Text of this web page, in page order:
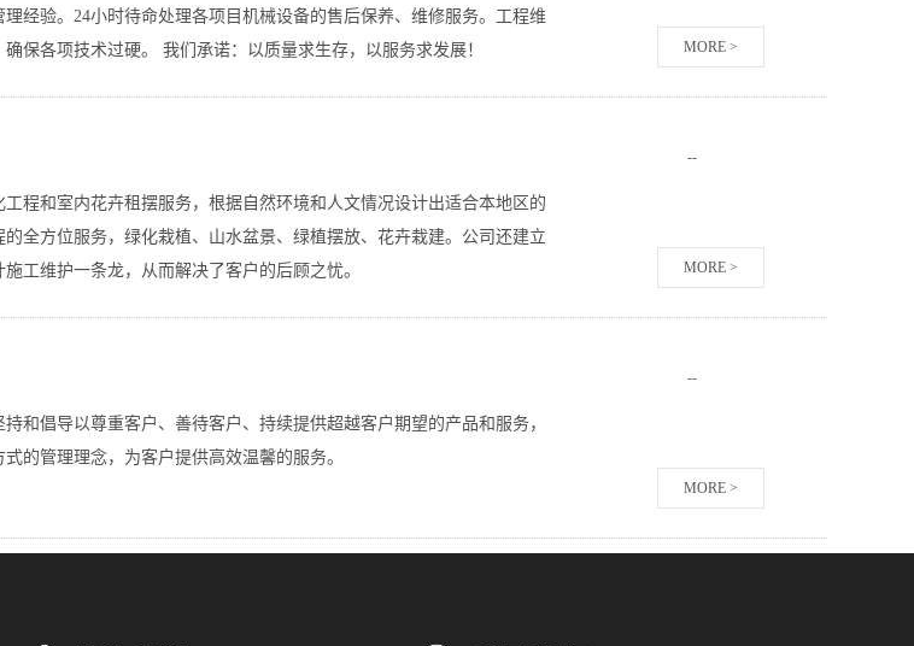
经验。24小时待命处理各项目机械设备的售后保养、维修服务。工程维
保各项技术过硬。 我们承诺：以质量求生存，以服务求发展！
MORE >
--
程和室内花卉租摆服务，根据自然环境和人文情况设计出适合本地区的
全方位服务，绿化栽植、山水盆景、绿植摆放、花卉栽建。公司还建立
工维护一条龙，从而解决了客户的后顾之忧。
MORE >
--
和倡导以尊重客户、善待客户、持续提供超越客户期望的产品和服务，
的管理理念，为客户提供高效温馨的服务。
MORE >